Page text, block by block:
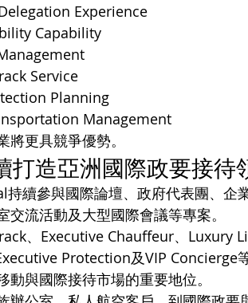
Experience
Capability
Service
Planning
Management
更具競爭優勢。
打造亞洲國際政要接待
持續參與國際論壇、政府代表團、企
交流活動及大型國際會議等專案。
、Executive Chauffeur、Luxury
Protection及VIP Concierge
動與國際接待市場的重要地位。